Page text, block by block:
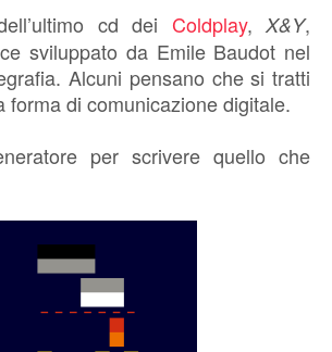
cd dei Coldplay, X&Y,
sviluppato da Emile Baudot nel
Alcuni pensano che si tratti
forma di comunicazione digitale.
per scrivere quello che